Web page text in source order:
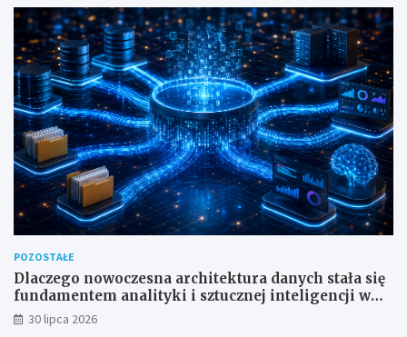
POZOSTAŁE
Dlaczego nowoczesna architektura danych stała się
fundamentem analityki i sztucznej inteligencji w
przedsiębiorstwach?
30 lipca 2026